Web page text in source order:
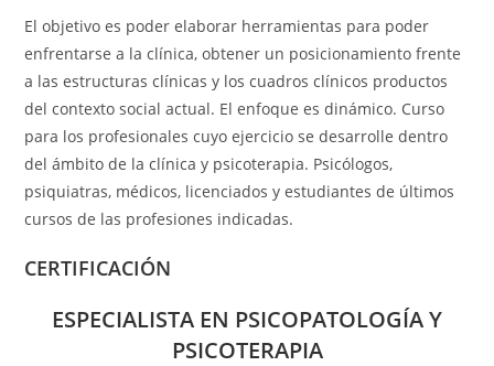
El objetivo es poder elaborar herramientas para poder
enfrentarse a la clínica, obtener un posicionamiento frente
a las estructuras clínicas y los cuadros clínicos productos
del contexto social actual. El enfoque es dinámico. Curso
para los profesionales cuyo ejercicio se desarrolle dentro
del ámbito de la clínica y psicoterapia. Psicólogos,
psiquiatras, médicos, licenciados y estudiantes de últimos
cursos de las profesiones indicadas.
CERTIFICACIÓN
ESPECIALISTA EN PSICOPATOLOGÍA Y
PSICOTERAPIA